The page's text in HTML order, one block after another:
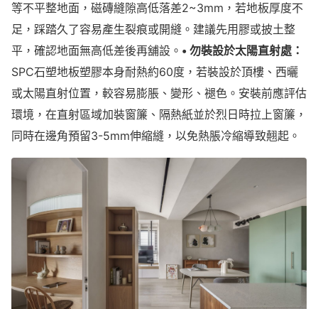
等不平整地面，磁磚縫隙高低落差2~3mm，若地板厚度不
足，踩踏久了容易產生裂痕或開縫。建議先用膠或披土整
平，確認地面無高低差後再舖設。 • 勿裝設於太陽直射處：
SPC石塑地板塑膠本身耐熱約60度，若裝設於頂樓、西曬
或太陽直射位置，較容易膨脹、變形、褪色。安裝前應評估
環境，在直射區域加裝窗簾、隔熱紙並於烈日時拉上窗簾，
同時在邊角預留3-5mm伸縮縫，以免熱脹冷縮導致翹起。